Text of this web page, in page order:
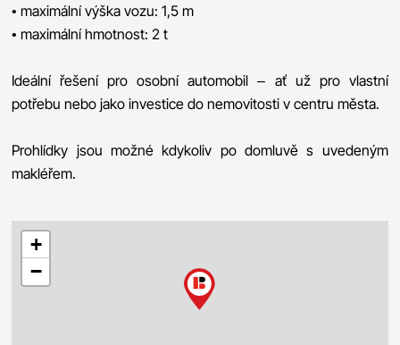
• maximální výška vozu: 1,5 m
• maximální hmotnost: 2 t
Ideální řešení pro osobní automobil – ať už pro vlastní
potřebu nebo jako investice do nemovitosti v centru města.
Prohlídky jsou možné kdykoliv po domluvě s uvedeným
makléřem.
+
−